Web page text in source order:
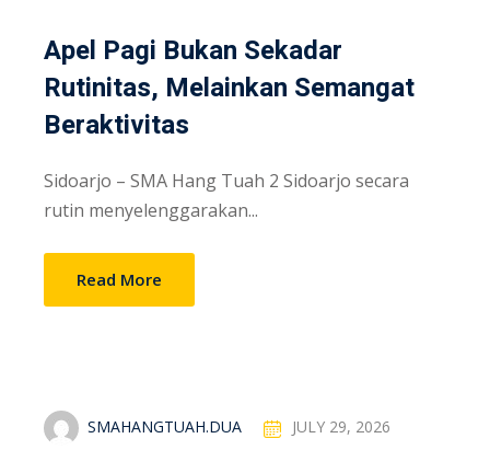
Apel Pagi Bukan Sekadar
Rutinitas, Melainkan Semangat
Beraktivitas
Sidoarjo – SMA Hang Tuah 2 Sidoarjo secara
rutin menyelenggarakan...
Read More
SMAHANGTUAH.DUA JULY 29, 2026